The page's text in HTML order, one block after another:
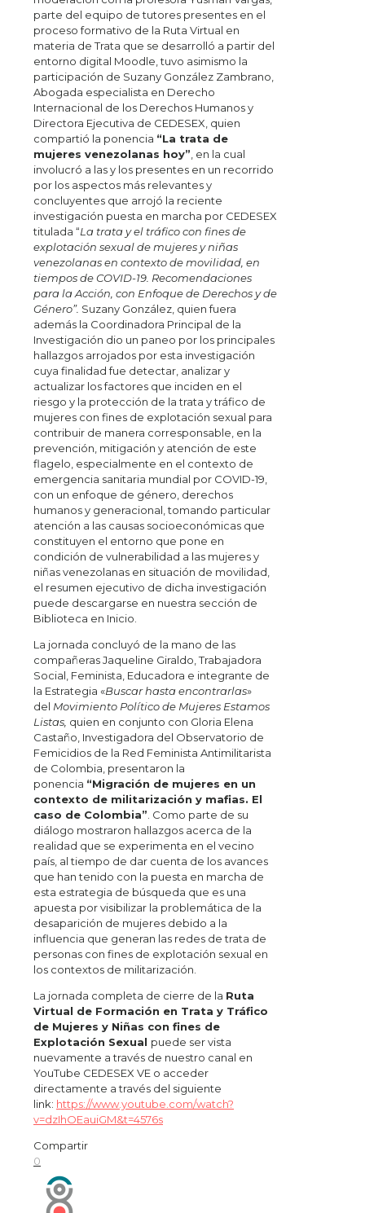
parte del equipo de tutores presentes en el
proceso formativo de la Ruta Virtual en
materia de Trata que se desarrolló a partir del
entorno digital Moodle, tuvo asimismo la
participación de Suzany González Zambrano,
Abogada especialista en Derecho
Internacional de los Derechos Humanos y
Directora Ejecutiva de CEDESEX, quien
compartió la ponencia “La trata de
mujeres venezolanas hoy” , en la cual
involucró a las y los presentes en un recorrido
por los aspectos más relevantes y
concluyentes que arrojó la reciente
investigación puesta en marcha por CEDESEX
titulada “La trata y el tráfico con fines de
explotación sexual de mujeres y niñas
venezolanas en contexto de movilidad, en
tiempos de COVID-19. Recomendaciones
para la Acción, con Enfoque de Derechos y de
Género”. Suzany González, quien fuera
además la Coordinadora Principal de la
Investigación dio un paneo por los principales
hallazgos arrojados por esta investigación
cuya finalidad fue detectar, analizar y
actualizar los factores que inciden en el
riesgo y la protección de la trata y tráfico de
mujeres con fines de explotación sexual para
contribuir de manera corresponsable, en la
prevención, mitigación y atención de este
flagelo, especialmente en el contexto de
emergencia sanitaria mundial por COVID-19,
con un enfoque de género, derechos
humanos y generacional, tomando particular
atención a las causas socioeconómicas que
constituyen el entorno que pone en
condición de vulnerabilidad a las mujeres y
niñas venezolanas en situación de movilidad,
el resumen ejecutivo de dicha investigación
puede descargarse en nuestra sección de
Biblioteca en Inicio.
La jornada concluyó de la mano de las
compañeras Jaqueline Giraldo, Trabajadora
Social, Feminista, Educadora e integrante de
la Estrategia «Buscar hasta encontrarlas»
del Movimiento Político de Mujeres Estamos
Listas, quien en conjunto con Gloria Elena
Castaño, Investigadora del Observatorio de
Femicidios de la Red Feminista Antimilitarista
de Colombia, presentaron la
ponencia “Migración de mujeres en un
contexto de militarización y mafias. El
caso de Colombia” . Como parte de su
diálogo mostraron hallazgos acerca de la
realidad que se experimenta en el vecino
país, al tiempo de dar cuenta de los avances
que han tenido con la puesta en marcha de
esta estrategia de búsqueda que es una
apuesta por visibilizar la problemática de la
desaparición de mujeres debido a la
influencia que generan las redes de trata de
personas con fines de explotación sexual en
los contextos de militarización.
La jornada completa de cierre de la Ruta
Virtual de Formación en Trata y Tráfico
de Mujeres y Niñas con fines de
Explotación Sexual puede ser vista
nuevamente a través de nuestro canal en
YouTube CEDESEX VE o acceder
directamente a través del siguiente
link: https://www.youtube.com/watch?
v=dzIhOEauiGM&t=4576s
Compartir
0